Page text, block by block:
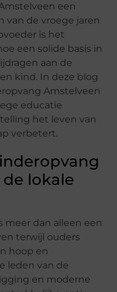
een
van de vroege jaren
is het
een solide basis in
aan de
kind. In deze blog
Amstelveen
educatie
het leven van
verbetert.
lokale
meer dan alleen een
terwijl ouders
hoop en
leden van de
en moderne